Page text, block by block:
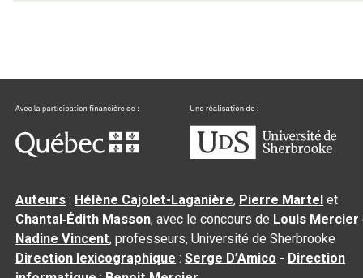
Auteurs : Hélène Cajolet-Laganière, Pierre Martel et
Chantal‑Édith Masson, avec le concours de Louis Mercier
Nadine Vincent, professeurs, Université de Sherbrooke
Direction lexicographique :Serge D’Amico - Direction